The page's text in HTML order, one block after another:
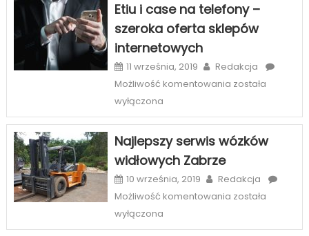
sposób
na
Etiu i case na telefony –
szeroka oferta sklepów
internetowych
11 września, 2019
Redakcja
Możliwość komentowania Etiu
case
telefony
szeroka
oferta
została
wyłączona
Najlepszy serwis wózków
widłowych Zabrze
10 września, 2019
Redakcja
Możliwość komentowania Najlepszy
wózków
została
wyłączona